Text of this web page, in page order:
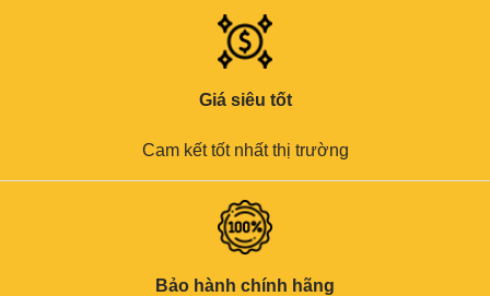
Giá siêu tốt
Cam kết tốt nhất thị trường
Bảo hành chính hãng